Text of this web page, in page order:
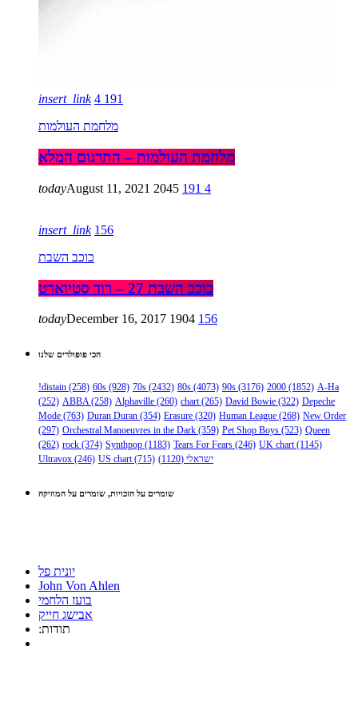
insert_link 4 191
מלחמת העולמות
מלחמת העולמות – התרגום המלא
todayAugust 11, 2021 2045 191 4
insert_link 156
כוכב השבת
כוכב השבת 27 – רוד סטיוארט
todayDecember 16, 2017 1904 156
הכי פופולרים שלנו
!distain (258) 60s (928) 70s (2432) 80s (4073) 90s (3176) 2000 (1852) A-Ha
(252) ABBA(258) Alphaville (260) chart(265) David Bowie (322) Depeche
Mode (763) Duran Duran (354) Erasure (320) Human League (268) New Order
(297) Orchestral Manoeuvres in the Dark (359) Pet Shop Boys (523) Queen
(262) rock (374) Synthpop (1183) Tears For Fears (246) UK chart(1145)
Ultravox (246) US chart(715) ישראלי (1120)
שומרים על הזכויות, שומרים על המוזיקה
יונית פל
John Von Ahlen
בועז הלחמי
אבישג חייק
:תודות